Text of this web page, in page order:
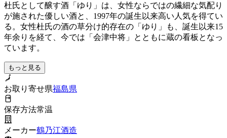
杜氏として醸す酒「ゆり」は、女性ならではの繊細な気配り
が施された優しい酒と、1997年の誕生以来高い人気を得てい
る。女性杜氏の酒の草分け的存在の「ゆり」も、誕生以来15
年余りを経て、今では「会津中将」とともに蔵の看板となっ
ています。
もっと見る
お取り寄せ県福島県
保存方法常温
メーカー鶴乃江酒造